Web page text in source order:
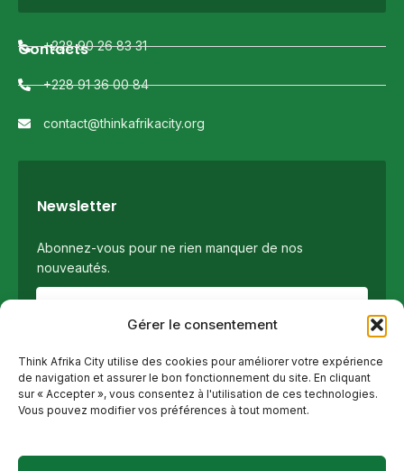
Gérer le consentement
Think Afrika City utilise des cookies pour améliorer votre expérience
de navigation et assurer le bon fonctionnement du site. En cliquant
sur « Accepter », vous consentez à l'utilisation de ces technologies.
Vous pouvez modifier vos préférences à tout moment.
Contacts
+228 90 26 83 31
+228 91 36 00 84
contact@thinkafrikacity.org
Newsletter
Abonnez-vous pour ne rien manquer de nos
nouveautés.